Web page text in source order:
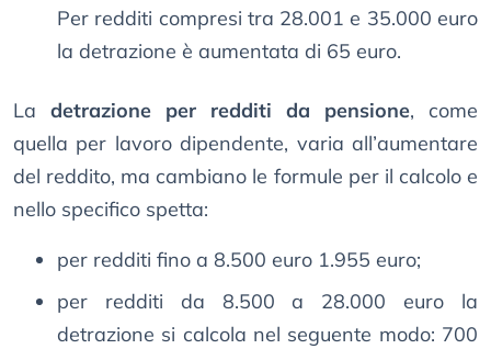
Per redditi compresi tra 28.001 e 35.000 euro
la detrazione è aumentata di 65 euro.
La detrazione per redditi da pensione, come
quella per lavoro dipendente, varia all’aumentare
del reddito, ma cambiano le formule per il calcolo e
nello specifico spetta:
per redditi fino a 8.500 euro 1.955 euro;
per redditi da 8.500 a 28.000 euro la
detrazione si calcola nel seguente modo: 700